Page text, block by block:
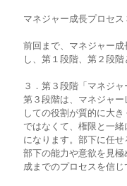
マネジャー成長プロセ
前回まで、マネジャー
し、第１段階、第２段
３．第３段階「マネジャ
第３段階は、マネジャ
しての役割が質的に大
ではなくて、権限と一
になります。部下に任せ
部下の能力や意欲を見
成までのプロセスを信じ